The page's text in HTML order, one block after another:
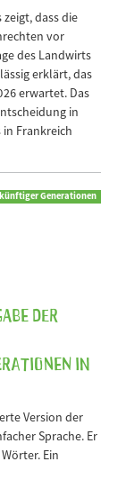
dass die
vor
des Landwirts
erklärt, das
erwartet. Das
in
Frankreich
Generationen
der
in
Version der
Sprache. Er
Ein